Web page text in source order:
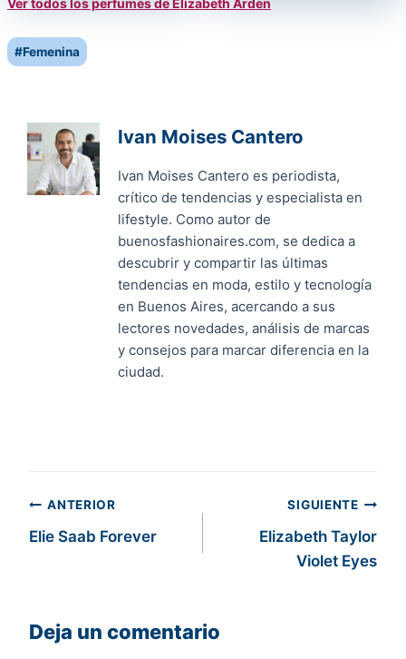
Post
Tags:
#Femenina
Ivan Moises Cantero
Ivan Moises Cantero es periodista,
crítico de tendencias y especialista en
lifestyle. Como autor de
buenosfashionaires.com, se dedica a
descubrir y compartir las últimas
tendencias en moda, estilo y tecnología
en Buenos Aires, acercando a sus
lectores novedades, análisis de marcas
y consejos para marcar diferencia en la
ciudad.
Navegación
de
ANTERIOR
Elie Saab Forever
SIGUIENTE
Elizabeth Taylor
Violet Eyes
Deja un comentario